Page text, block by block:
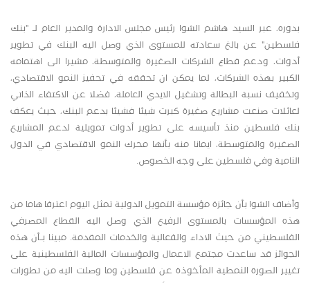
بدوره، عبر السيد هاشم الشوا رئيس مجلس الادارة والمدير العام لـ "بنك
فلسطين" عن بالغ سعادته للمستوى الذي وصل اليه البنك في تطوير
أدوات، ودعم قطاع الشركات الصغيرة والمتوسطة، مشيرا الى اهتمامه
الكبير بهذه الشركات، لما يمكن ان تحققه في تحفيز النمو الاقتصادي،
وتخفيف نسبة البطالة وتشغيل الايدي العاملة، فضلا عن الاكتفاء الذاتي
لعائلات صنعت مشاريع صغيرة كبرت شيئا فشيئا بدعم البنك، حيث يعكف
بنك فلسطين منذ تأسيسه على تطوير أدوات تمويلية لدعم المشاريع
الصغيرة والمتوسطة، ايمانا منه بأنها محرك النمو الاقتصادي في الدول
النامية وفي فلسطين على وجه الخصوص.
وأضاف الشوا بأن جائزة مؤسسة التمويل الدولية تمثل اليوم اعترفا هاما من
هذه المؤسسات بالمستوى الرفيع الذي وصل اليه القطاع المصرفي
الفلسطيني من حيث الاداء والفعالية والخدمات المقدمة. مبينا بـأن هذه
الجوائز قد ساعدت مجتمع الاعمال والمؤسسات المالية الفلسطينية على
تغيير الصورة النمطية المأخوذة عن فلسطين وما وصلت اليه من تطورات